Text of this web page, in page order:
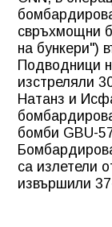
свръхмощни
на бункери")
Подводници
изстреляли
Натанз и
бомби GBU-
са излетели
извършили